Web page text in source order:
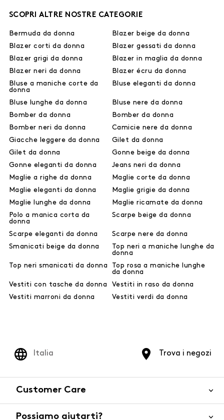
SCOPRI ALTRE NOSTRE CATEGORIE
Bermuda da donna
Blazer beige da donna
Blazer corti da donna
Blazer gessati da donna
Blazer grigi da donna
Blazer in maglia da donna
Blazer neri da donna
Blazer écru da donna
Bluse a maniche corte da
donna
Bluse eleganti da donna
Bluse lunghe da donna
Bluse nere da donna
Bomber da donna
Bomber da donna
Bomber neri da donna
Camicie nere da donna
Giacche leggere da donna
Gilet da donna
Gilet da donna
Gonne beige da donna
Gonne eleganti da donna
Jeans neri da donna
Maglie a righe da donna
Maglie corte da donna
Maglie eleganti da donna
Maglie grigie da donna
Maglie lunghe da donna
Maglie ricamate da donna
Polo a manica corta da
donna
Scarpe beige da donna
Scarpe eleganti da donna
Scarpe nere da donna
Smanicati beige da donna
Top neri a maniche lunghe da
donna
Top neri smanicati da donna
Top rosa a maniche lunghe
da donna
Vestiti con tasche da donna
Vestiti in raso da donna
Vestiti marroni da donna
Vestiti verdi da donna
Trova i negozi
Italia
Customer Care
Possiamo aiutarti?